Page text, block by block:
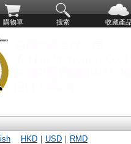
購物單 搜索 收藏產
HKD ｜ USD ｜ RMD